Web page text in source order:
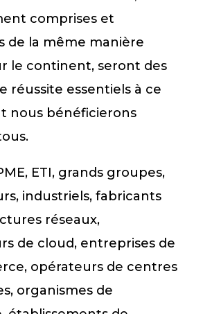
comprises et
de la même manière
le continent, seront des
réussite essentiels à ce
nous bénéficierons
ETI, grands groupes,
industriels, fabricants
réseaux,
de cloud, entreprises de
opérateurs de centres
organismes de